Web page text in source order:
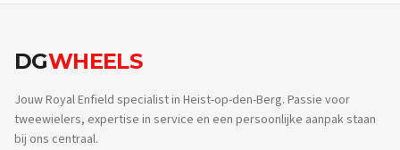
DGWHEELS
Jouw Royal Enfield specialist in Heist-op-den-Berg. Passie voor
tweewielers, expertise in service en een persoonlijke aanpak staan
bij ons centraal.